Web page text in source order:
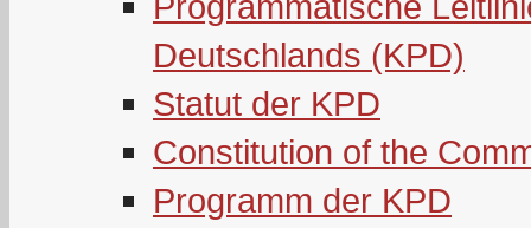
Deutschlands (KPD)
Statut der KPD
Constitution of the
Programm der KPD